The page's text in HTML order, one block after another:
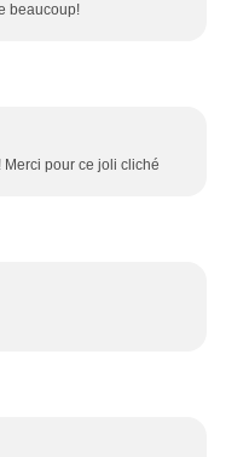
beaucoup!
pour ce joli cliché